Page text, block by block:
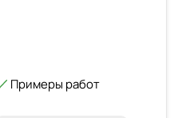
Примеры работ